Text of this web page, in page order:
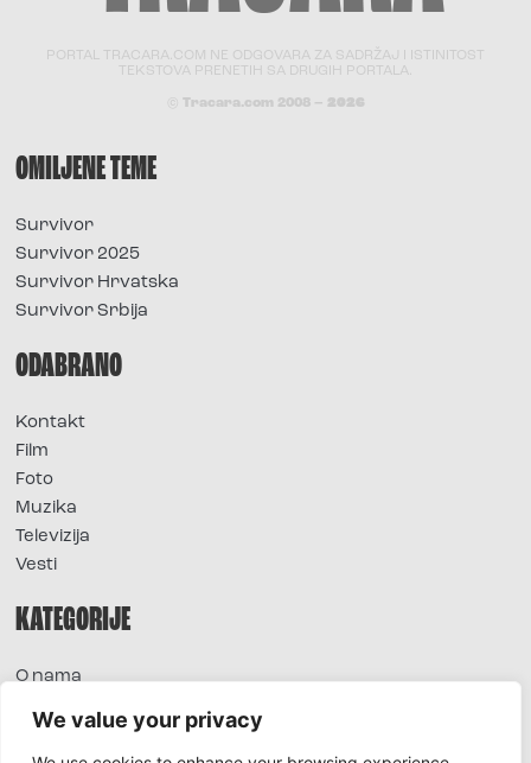
We value your privacy
PORTAL TRACARA.COM NE ODGOVARA ZA SADRŽAJ I ISTINITOST
TEKSTOVA PRENETIH SA DRUGIH PORTALA.
© Tracara.com 2008 – 2026
OMILJENE TEME
Survivor
Survivor 2025
Survivor Hrvatska
Survivor Srbija
ODABRANO
Kontakt
Film
Foto
Muzika
Televizija
Vesti
KATEGORIJE
O nama
Extra